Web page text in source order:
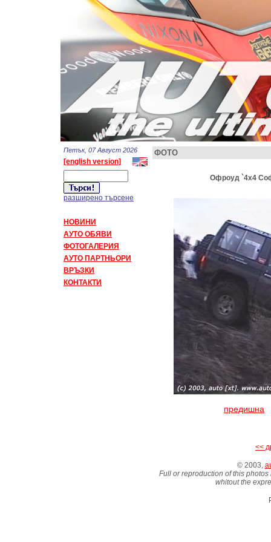
Петък, 07 Август 2026
[english version]
разширено търсене
НОВИНИ
АУТО ОБЯВИ
ФОТОГАЛЕРИЯ
АУТО ПАРТНЬОРИ
ВРЪЗКИ
КОНТАКТИ
ФОТО
Офроуд `4x4
предишна
<<
© 2003,
Full or reproduction of this
whitout the